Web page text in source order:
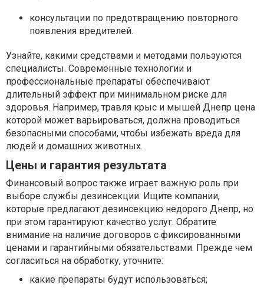
консультации по предотвращению повторного
появления вредителей.
Узнайте, какими средствами и методами пользуются
специалисты. Современные технологии и
профессиональные препараты обеспечивают
длительный эффект при минимальном риске для
здоровья. Например, травля крыс и мышей Днепр цена
которой может варьироваться, должна проводиться
безопасными способами, чтобы избежать вреда для
людей и домашних животных.
Цены и гарантия результата
Финансовый вопрос также играет важную роль при
выборе службы дезинсекции. Ищите компании,
которые предлагают дезинсекцию недорого Днепр, но
при этом гарантируют качество услуг. Обратите
внимание на наличие договоров с фиксированными
ценами и гарантийными обязательствами. Прежде чем
согласиться на обработку, уточните:
какие препараты будут использоваться;